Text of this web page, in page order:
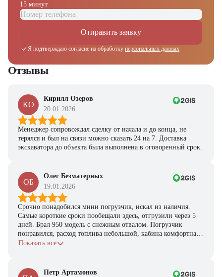
15 минут
Отправить заявку
Я подтверждаю согласие на обработку персональных данных
Отзывы
КО
Кирилл Озеров
20.01.2026
Менеджер сопровождал сделку от начала и до конца, не
терялся и был на связи можно сказать 24 на 7. Доставка
экскаватора до объекта была выполнена в оговоренный срок.
ОБ
Олег Безматерных
19.01.2026
Срочно понадобился мини погрузчик, искал из наличия.
Самые короткие сроки пообещали здесь, отгрузили через 5
дней. Брал 950 модель с снежным отвалом. Погрузчик
понравился, расход топлива небольшой, кабина комфортная,
с задачами справляется.
Показать все
Петр Артамонов